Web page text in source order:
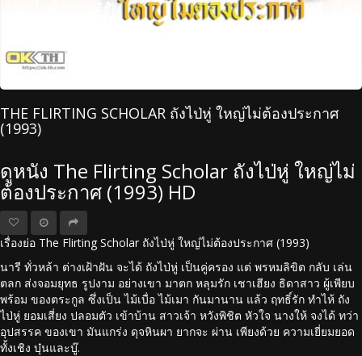
THE FLIRTING SCHOLAR ถังไป่หู่ ใหญ่ไม่ต้องประกาศ
(1993)
ดูหนัง The Flirting Scholar ถังไป่หู่ ใหญ่ไม่
ต้องประกาศ (1993) HD
เรื่องย่อ The Flirting Scholar ถังไป่หู่ ใหญ่ไม่ต้องประกาศ (1993)
นารี ทั่วหล้า ต่างเฝ้าฝัน จะได้ ถังไป่หู่ เป็นคู่ครอง แต่ พรหมลิขิต กลับ เล่น
ตลก ส่งจอมยุทธ รูปงาม อย่างเขา มาตก หลุมรัก เชาเฮียง ธิดาสาว ผู้เพียบ
พร้อม ของตระกูล ซึ่งเป็น ไม้เบื่อ ไม้เมา กันมานาน แล้ว ฤทธิ์รัก ทำไห้ ถัง
ไป่หู่ ยอมเสี่ยง ปลอมตัว เข้าบ้าน สาวเจ้า หวังพิชิต หัวใจ นางให้ จงได้ ทว่า
อุปสรรค ของเขา มันแกร่ง ดุจหินผา ยากจะ ผ่าน เพียงด้วย ความเยี่ยมยอด
ทั้งเชิง บุ๋นและบู๊.